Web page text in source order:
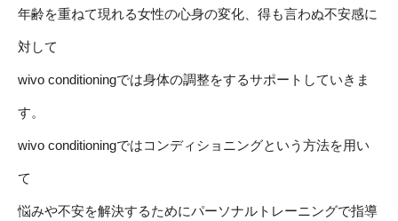
年齢を重ねて現れる女性の心身の変化、得も言わぬ不安感に
対して
wivo conditioningでは身体の調整をするサポートしていきま
す。
wivo conditioningではコンディショニングという方法を用い
て
悩みや不安を解決するためにパーソナルトレーニングで指導